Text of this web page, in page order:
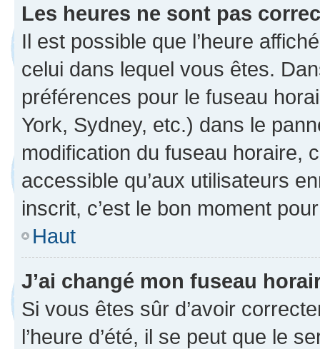
Les heures ne sont pas
Il est possible que l’heure
celui dans lequel vous êtes.
préférences pour le fuseau
York, Sydney, etc.) dans le
modification du fuseau horaire,
accessible qu’aux utilisateurs
inscrit, c’est le bon moment
Haut
J’ai changé mon fuseau
Si vous êtes sûr d’avoir
l’heure d’été, il se peut que le